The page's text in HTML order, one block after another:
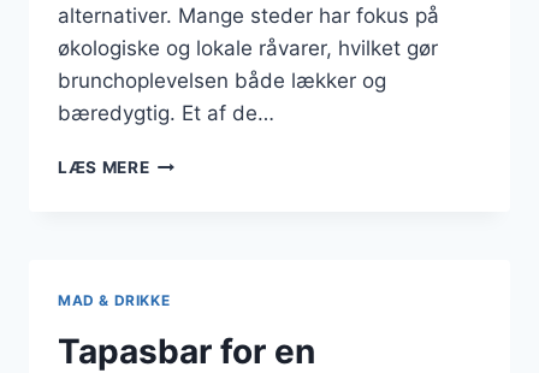
alternativer. Mange steder har fokus på
økologiske og lokale råvarer, hvilket gør
brunchoplevelsen både lækker og
bæredygtig. Et af de…
LÆS MEREBEDSTE
MAD & DRIKKE
Tapasbar for en